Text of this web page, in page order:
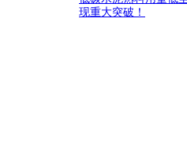
现重大突破！